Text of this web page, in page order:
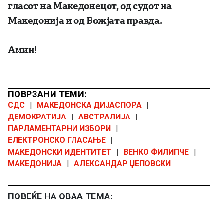
гласот на Македонецот, од судот на
Македонија и од Божјата правда.
Амин!
ПОВРЗАНИ ТЕМИ:
СДС МАКЕДОНСКА ДИЈАСПОРА
ДЕМОКРАТИЈА
АВСТРАЛИЈА
ПАРЛАМЕНТАРНИ ИЗБОРИ
ЕЛЕКТРОНСКО ГЛАСАЊЕ
МАКЕДОНСКИ ИДЕНТИТЕТ
ВЕНКО ФИЛИПЧЕ
МАКЕДОНИЈА
АЛЕКСАНДАР ЏЕПОВСКИ
ПОВЕЌЕ НА ОВАА ТЕМА: